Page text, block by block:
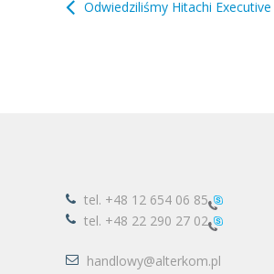
tel. +48 12 654 06 85
tel. +48 22 290 27 02
handlowy@alterkom.pl